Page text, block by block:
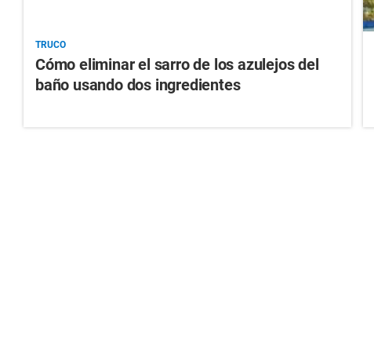
TRUCO
Cómo eliminar el sarro de los azulejos del
baño usando dos ingredientes